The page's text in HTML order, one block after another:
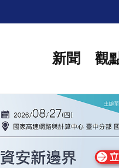
新聞 觀